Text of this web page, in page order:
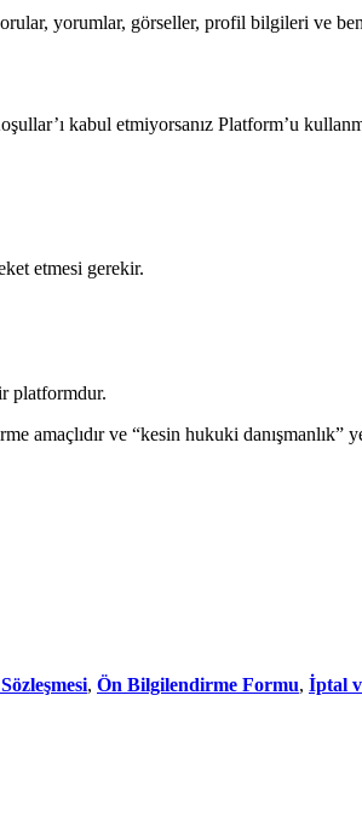
yorumlar, görseller, profil bilgileri ve
kabul etmiyorsanız Platform’u
etmesi gerekir.
platformdur.
ve “kesin hukuki danışmanlık”
, Ön Bilgilendirme Formu, İptal